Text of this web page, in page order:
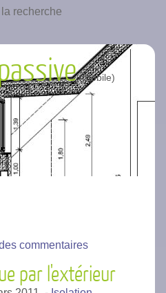
recherche
commentaires
par l'extérieur